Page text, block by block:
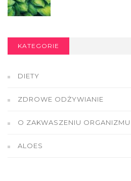
KATEGORIE
DIETY
ZDROWE ODŻYWIANIE
O ZAKWASZENIU ORGANIZMU
ALOES